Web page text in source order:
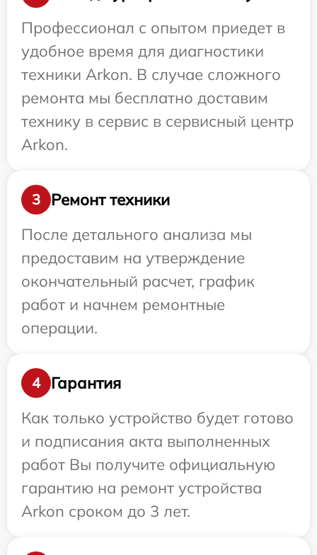
Профессионал с опытом приедет в
удобное время для диагностики
техники Arkon. В случае сложного
ремонта мы бесплатно доставим
технику в сервис в сервисный центр
Arkon.
3
Ремонт техники
После детального анализа мы
предоставим на утверждение
окончательный расчет, график
работ и начнем ремонтные
операции.
4
Гарантия
Как только устройство будет готово
и подписания акта выполненных
работ Вы получите официальную
гарантию на ремонт устройства
Arkon сроком до 3 лет.